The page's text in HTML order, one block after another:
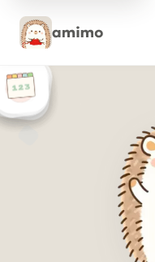
amimo